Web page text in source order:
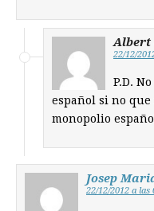
Albert
22/12/
P.D.
español si no
monopolio
Josep
22/12/2012 a las